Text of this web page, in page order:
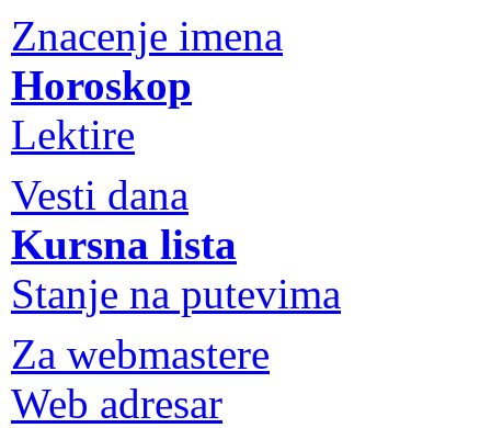
Znacenje imena
Horoskop
Lektire
Vesti dana
Kursna lista
Stanje na putevima
Za webmastere
Web adresar